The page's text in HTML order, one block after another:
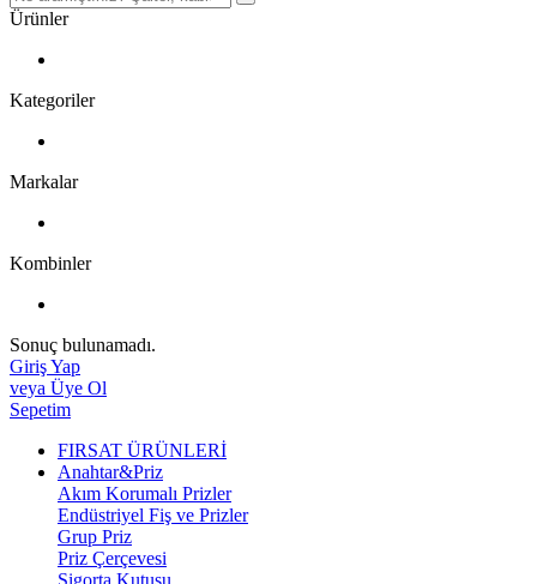
Ürünler
Kategoriler
Markalar
Kombinler
Sonuç bulunamadı.
Giriş Yap
veya Üye Ol
Sepetim
FIRSAT ÜRÜNLERİ
Anahtar&Priz
Akım Korumalı Prizler
Endüstriyel Fiş ve Prizler
Grup Priz
Priz Çerçevesi
Sigorta Kutusu